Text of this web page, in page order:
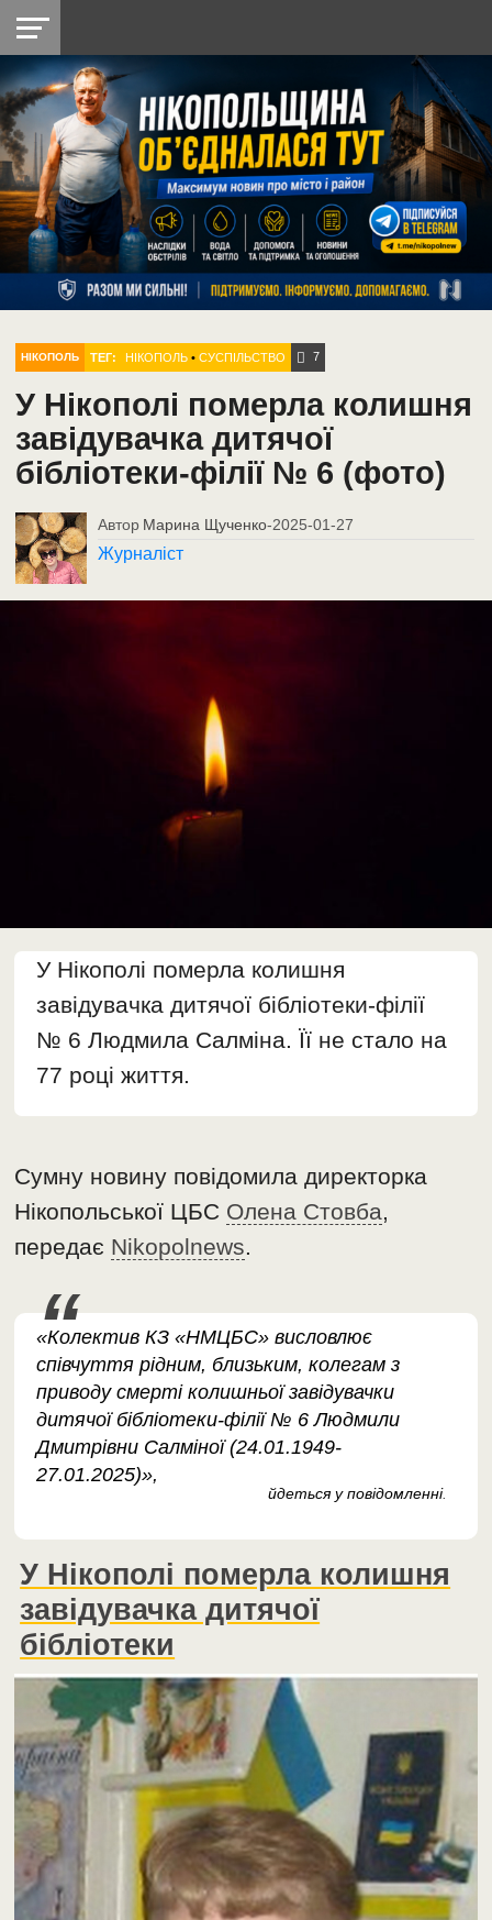
НІКОПОЛЬ
РАЙОН
СІЧЕСЛАВСЬКА
УКРАЇНА
РЕТРО
НІКОПОЛЬ
ЛАЙТ
УКРАЇНА
ДОПОМОГА
РАДІО
НІКОПОЛЬ ТЕГ: НІКОПОЛЬ •СУСПІЛЬСТВО 7
У Нікополі померла колишня
завідувачка дитячої
бібліотеки-філії № 6 (фото)
Автор Марина Щученко-2025-01-27
Журналіст
У Нікополі померла колишня
завідувачка дитячої бібліотеки-філії
№ 6 Людмила Салміна. Її не стало на
77 році життя.
Сумну новину повідомила директорка
Нікопольської ЦБС Олена Стовба,
передає Nikopolnews.
«Колектив КЗ «НМЦБС» висловлює
співчуття рідним, близьким, колегам з
приводу смерті колишньої завідувачки
дитячої бібліотеки-філії № 6 Людмили
Дмитрівни Салміної (24.01.1949-
27.01.2025)»,
йдеться у повідомленні.
У Нікополі померла колишня
завідувачка дитячої
бібліотеки